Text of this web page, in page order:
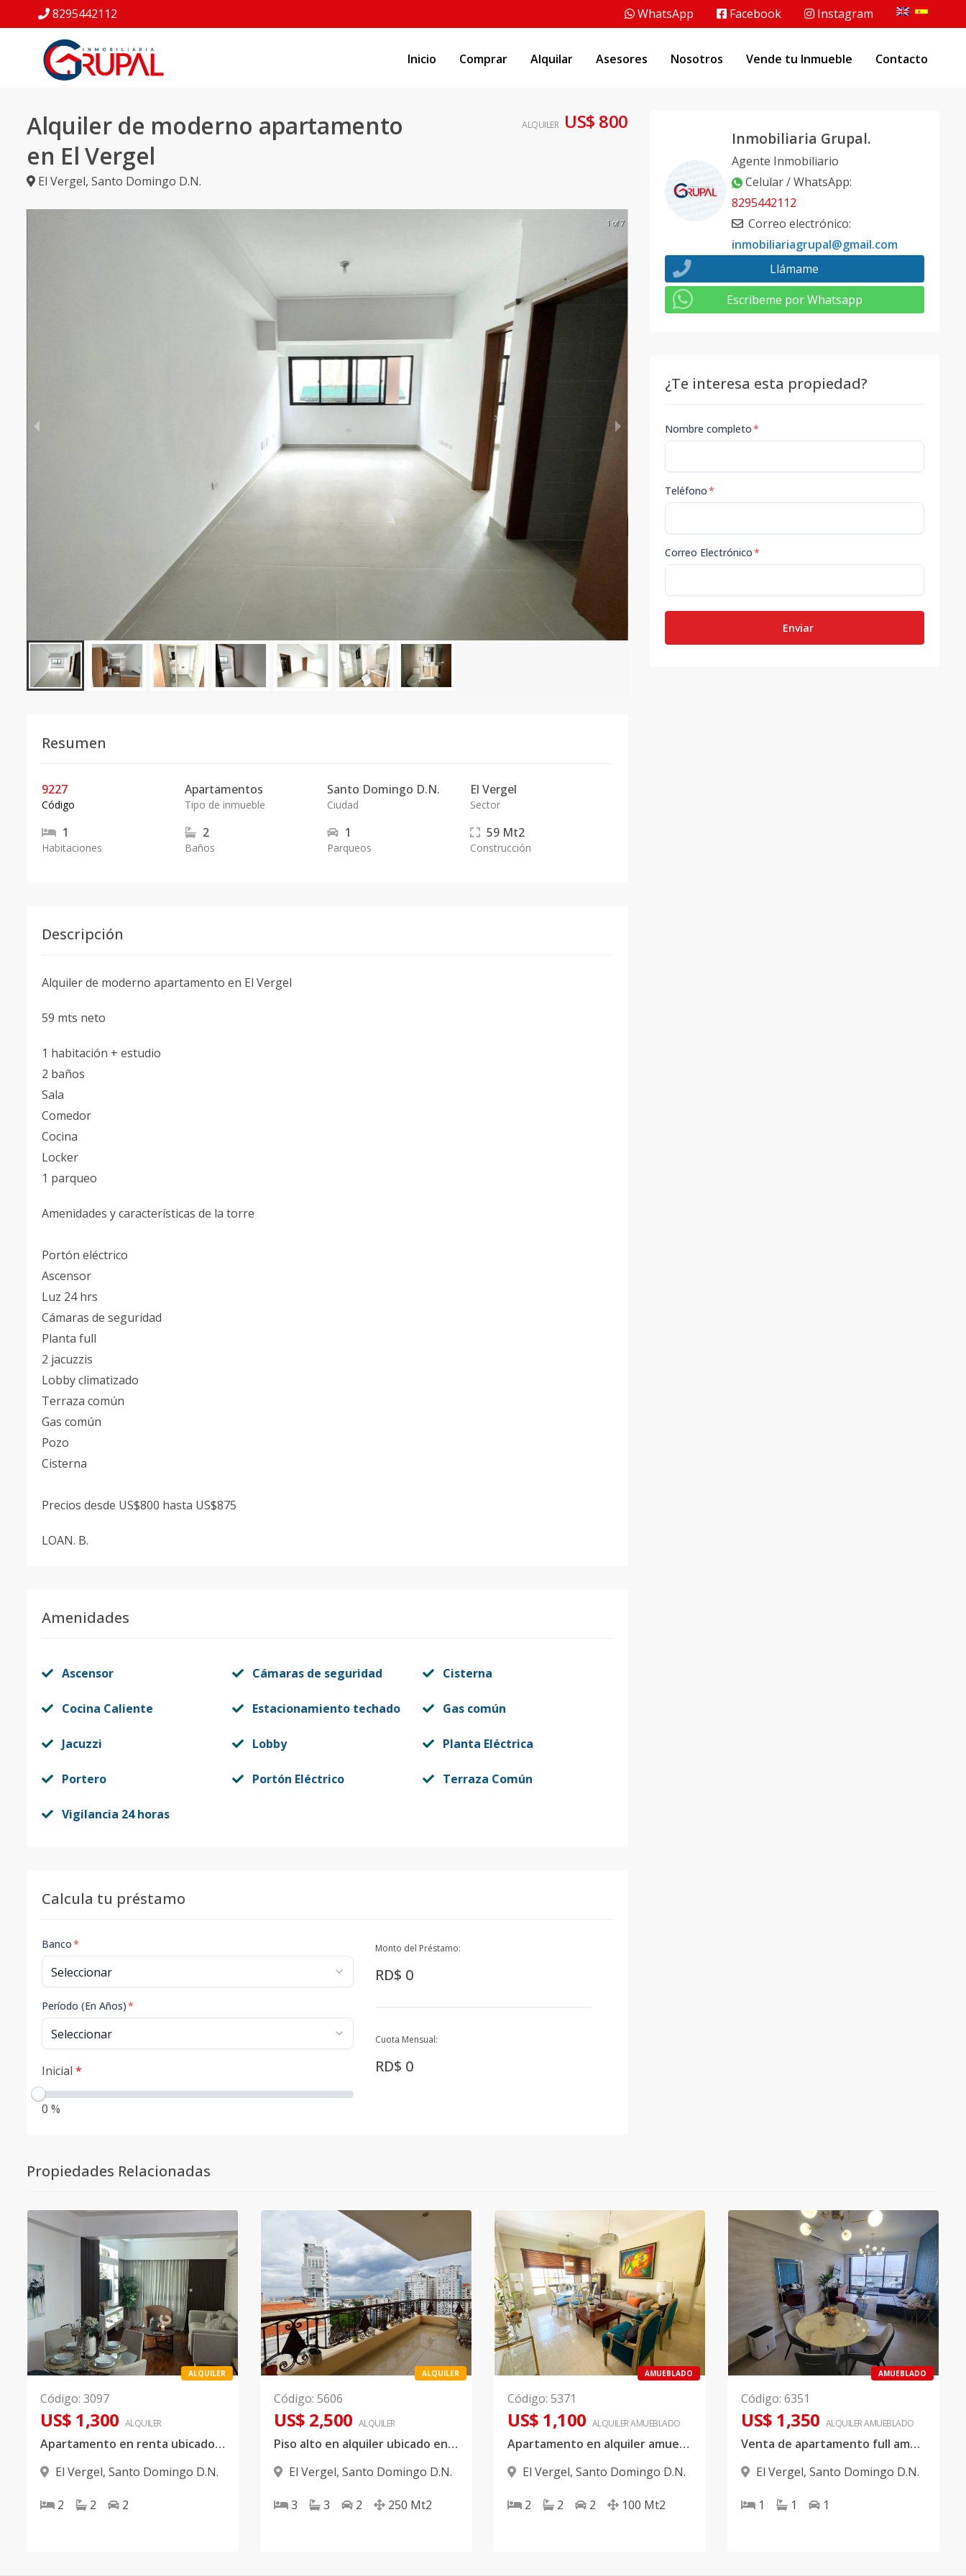
8295442112 WhatsApp Facebook Instagram
Inicio Comprar Alquilar Asesores Nosotros Vende tu Inmueble Contacto
Alquiler de moderno apartamento
en El Vergel
El Vergel, Santo Domingo D.N.
ALQUILER US$ 800
1 of 7
Resumen
9227
Código
Apartamentos
Tipo de inmueble
Santo Domingo D.N.
Ciudad
El Vergel
Sector
1
Habitaciones
2
Baños
1
Parqueos
59 Mt2
Construcción
Descripción
Alquiler de moderno apartamento en El Vergel
59 mts neto
1 habitación + estudio
2 baños
Sala
Comedor
Cocina
Locker
1 parqueo
Amenidades y características de la torre
Portón eléctrico
Ascensor
Luz 24 hrs
Cámaras de seguridad
Planta full
2 jacuzzis
Lobby climatizado
Terraza común
Gas común
Pozo
Cisterna
Precios desde US$800 hasta US$875
LOAN. B.
Amenidades
Ascensor Cámaras de seguridad Cisterna
Cocina Caliente Estacionamiento techado Gas común
Jacuzzi Lobby Planta Eléctrica
Portero Portón Eléctrico Terraza Común
Vigilancia 24 horas
Calcula tu préstamo
Banco*
Período (En Años)*
Inicial *
0 %
Monto del Préstamo:
RD$ 0
Cuota Mensual:
RD$ 0
Inmobiliaria Grupal.
Agente Inmobiliario
Celular / WhatsApp:
8295442112
Correo electrónico:
inmobiliariagrupal@gmail.com
Llámame
Escribeme por Whatsapp
¿Te interesa esta propiedad?
Nombre completo*
Teléfono*
Correo Electrónico*
Enviar
Propiedades Relacionadas
ALQUILER
Código: 3097
US$ 1,300 ALQUILER
Apartamento en renta ubicado en el Vergel
El Vergel, Santo Domingo D.N.
2 2 2
ALQUILER
Código: 5606
US$ 2,500 ALQUILER
Piso alto en alquiler ubicado en El Vergel
El Vergel, Santo Domingo D.N.
3 3 2 250 Mt2
AMUEBLADO
Código: 5371
US$ 1,100 ALQUILERAMUEBLADO
Apartamento en alquiler amueblado ubicado en el Vergel
El Vergel, Santo Domingo D.N.
2 2 2 100 Mt2
AMUEBLADO
Código: 6351
US$ 1,350 ALQUILERAMUEBLADO
Venta de apartamento full amueblado en El Millón
El Vergel, Santo Domingo D.N.
1 1 1